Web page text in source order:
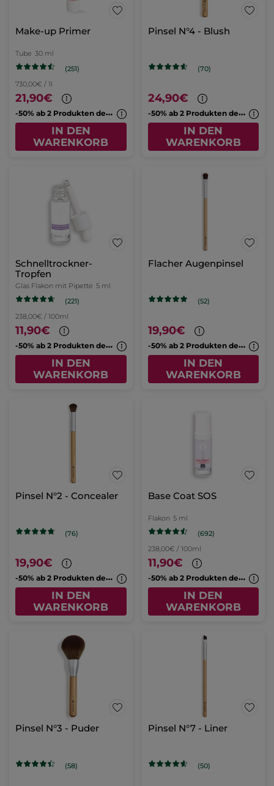
Make-up Primer
Tube 30 ml
(251)
730,00€ / 1l
21,90€
-
50% ab 2 Produkten deiner Wahl
IN DEN
WARENKORB
Pinsel N°4 - Blush
(70)
24,90€
-
50% ab 2 Produkten deiner Wahl
IN DEN
WARENKORB
Schnelltrockner-
Tropfen
Glas Flakon mit Pipette 5 ml
(221)
238,00€ / 100ml
11,90€
-
50% ab 2 Produkten deiner Wahl
IN DEN
WARENKORB
Flacher Augenpinsel
(52)
19,90€
-
50% ab 2 Produkten deiner Wahl
IN DEN
WARENKORB
Pinsel N°2 - Concealer
(76)
19,90€
-
50% ab 2 Produkten deiner Wahl
IN DEN
WARENKORB
Base Coat SOS
Flakon 5 ml
(692)
238,00€ / 100ml
11,90€
-
50% ab 2 Produkten deiner Wahl
IN DEN
WARENKORB
Pinsel N°3 - Puder
(58)
Pinsel N°7 - Liner
(50)